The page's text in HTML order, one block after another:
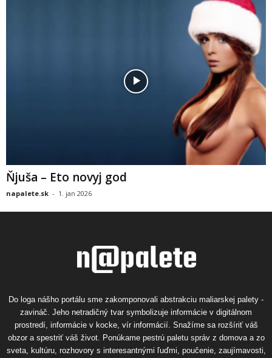
Ňjuša – Eto novyj god
napalete.sk - 1. jan 2026
Do loga nášho portálu sme zakomponovali abstrakciu maliarskej palety -
zavináč. Jeho netradičný tvar symbolizuje informácie v digitálnom
prostredí, informácie v kocke, vír informácií. Snažíme sa rozšíriť váš
obzor a spestriť váš život. Ponúkame pestrú paletu správ z domova a zo
sveta, kultúru, rozhovory s interesantnými ľuďmi, poučenie, zaujímavosti,